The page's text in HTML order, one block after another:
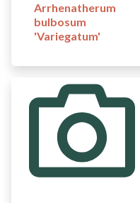
Arrhenatherum
bulbosum
'Variegatum'